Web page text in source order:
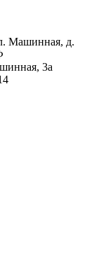
Машинная, д.
3а